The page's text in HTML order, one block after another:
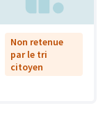
Non retenue
par le tri
citoyen